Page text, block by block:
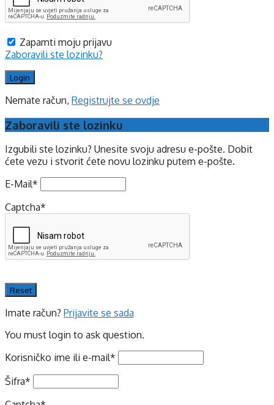
Zapamti moju prijavu
Zaboravili ste lozinku?
Nemate račun, Registrujte se ovdje
Zaboravili ste lozinku
Izgubili ste lozinku? Unesite svoju adresu e-pošte. Dobit
ćete vezu i stvorit ćete novu lozinku putem e-pošte.
E-Mail*
Captcha*
Imate račun? Prijavite se sada
You must login to ask question.
Korisničko ime ili e-mail*
Šifra*